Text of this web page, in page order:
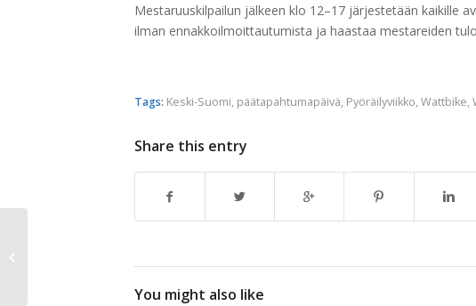
Mestaruuskilpailun jälkeen klo 12–17 järjestetään kaikille
ilman ennakkoilmoittautumista ja haastaa mestareiden
Tags: Keski-Suomi, päätapahtumapäivä, Pyöräilyviikko, Wattbike,
Share this entry
You might also like